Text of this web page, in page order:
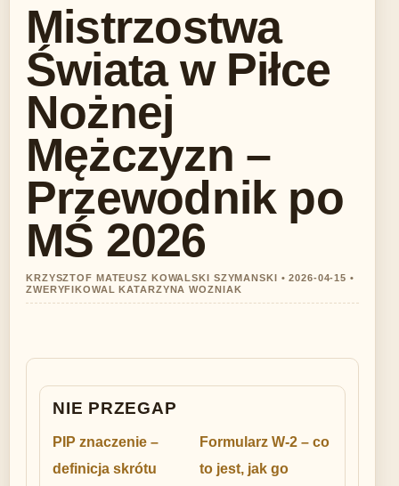
Mistrzostwa
Świata w Piłce
Nożnej
Mężczyzn –
Przewodnik po
MŚ 2026
KRZYSZTOF MATEUSZ KOWALSKI SZYMANSKI • 2026-04-15 •
ZWERYFIKOWAL KATARZYNA WOZNIAK
NIE PRZEGAP
PIP znaczenie –
definicja skrótu
Formularz W-2 – co
to jest, jak go